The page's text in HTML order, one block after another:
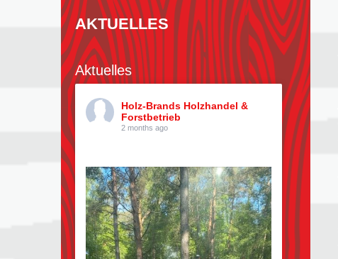
AKTUELLES
Aktuelles
Holz-Brands Holzhandel &
Forstbetrieb
2 months ago